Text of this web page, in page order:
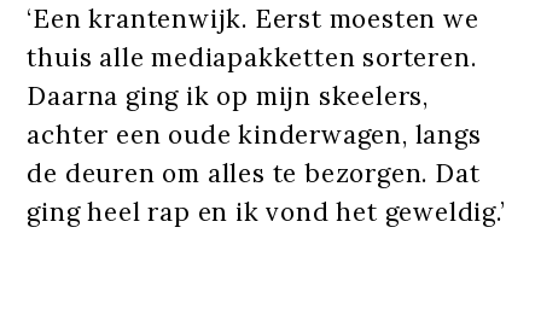
‘Een krantenwijk. Eerst moesten we
thuis alle mediapakketten sorteren.
Daarna ging ik op mijn skeelers,
achter een oude kinderwagen, langs
de deuren om alles te bezorgen. Dat
ging heel rap en ik vond het geweldig.’